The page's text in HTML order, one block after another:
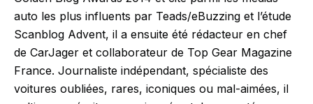
auto les plus influents par Teads/eBuzzing et l’étude
Scanblog Advent, il a ensuite été rédacteur en chef
de CarJager et collaborateur de Top Gear Magazine
France. Journaliste indépendant, spécialiste des
voitures oubliées, rares, iconiques ou mal-aimées, il